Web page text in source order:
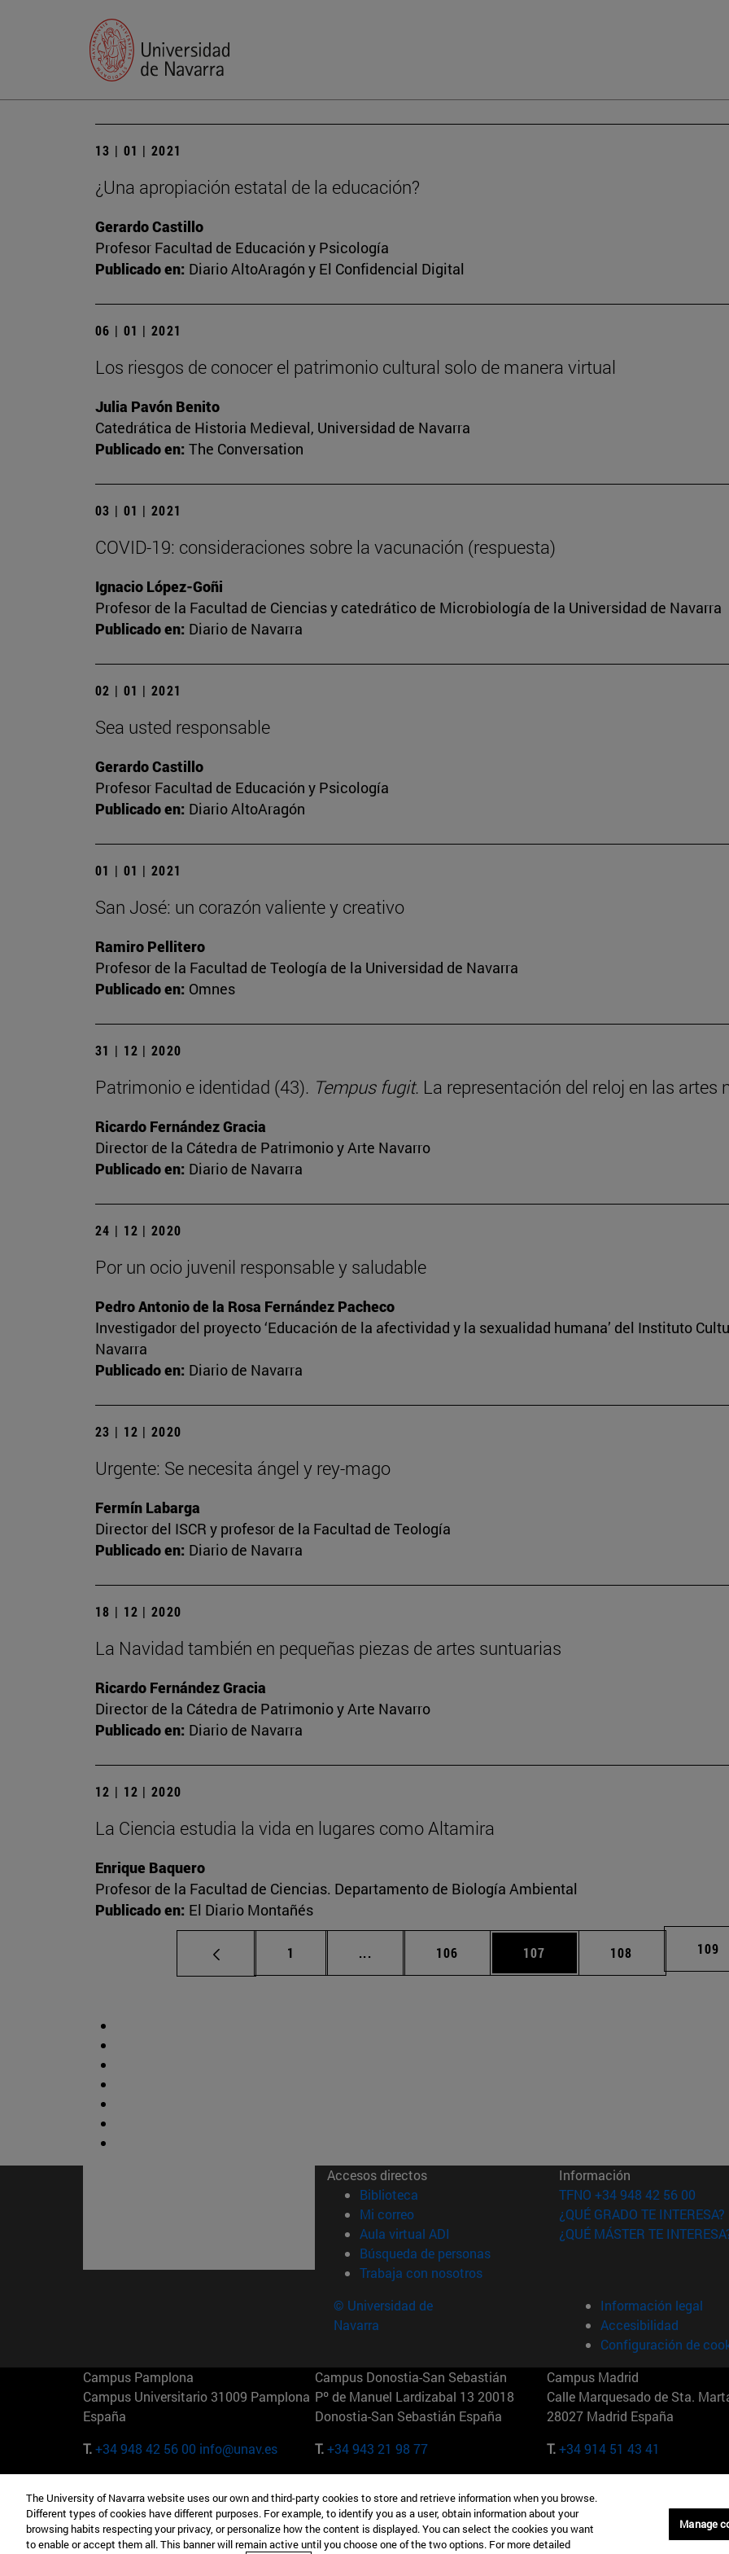
13 | 01 | 2021
¿Una apropiación estatal de la educación?
Gerardo Castillo
Profesor Facultad de Educación y Psicología
Publicado en: Diario AltoAragón y El Confidencial Digital
06 | 01 | 2021
Los riesgos de conocer el patrimonio cultural solo de manera virtual
Julia Pavón Benito
Catedrática de Historia Medieval, Universidad de Navarra
Publicado en: The Conversation
03 | 01 | 2021
COVID-19: consideraciones sobre la vacunación (respuesta)
Ignacio López-Goñi
Profesor de la Facultad de Ciencias y catedrático de Microbiología de la Universidad de Navarra
Publicado en: Diario de Navarra
02 | 01 | 2021
Sea usted responsable
Gerardo Castillo
Profesor Facultad de Educación y Psicología
Publicado en: Diario AltoAragón
01 | 01 | 2021
San José: un corazón valiente y creativo
Ramiro Pellitero
Profesor de la Facultad de Teología de la Universidad de Navarra
Publicado en: Omnes
31 | 12 | 2020
Patrimonio e identidad (43). Tempus fugit. La representación del reloj en las artes
Ricardo Fernández Gracia
Director de la Cátedra de Patrimonio y Arte Navarro
Publicado en: Diario de Navarra
24 | 12 | 2020
Por un ocio juvenil responsable y saludable
Pedro Antonio de la Rosa Fernández Pacheco
Investigador del proyecto ‘Educación de la afectividad y la sexualidad humana’ del Instituto
Navarra
Publicado en: Diario de Navarra
23 | 12 | 2020
Urgente: Se necesita ángel y rey-mago
Fermín Labarga
Director del ISCR y profesor de la Facultad de Teología
Publicado en: Diario de Navarra
18 | 12 | 2020
La Navidad también en pequeñas piezas de artes suntuarias
Ricardo Fernández Gracia
Director de la Cátedra de Patrimonio y Arte Navarro
Publicado en: Diario de Navarra
12 | 12 | 2020
La Ciencia estudia la vida en lugares como Altamira
Enrique Baquero
Profesor de la Facultad de Ciencias. Departamento de Biología Ambiental
Publicado en: El Diario Montañés
Página
1 ... Páginas intermedias Use TAB para desplazarse.
Página
106 Página
107 Página
108 109
Accesos directos
Biblioteca (abre en nueva ventana)
Mi correo(abre en nueva ventana)
Aula virtual ADI (abre en nueva ventana)
Búsqueda de personas(abre en nueva ventana)
Trabaja con nosotros(abre en nueva ventana)
Información
TFNO +34 948 42 56 00
¿QUÉ GRADO TE INTERESA?
¿QUÉ MÁSTER TE
© Universidad de
Navarra
Información legal
Accesibilidad
Configuración de
Campus Pamplona
Campus Universitario 31009 Pamplona
España
T.+34 948 42 56 00 info@unav.es
Campus Donostia-San Sebastián
Pº de Manuel Lardizabal 13 20018
Donostia-San Sebastián España
T.+34 943 21 98 77
Campus Madrid
Calle Marquesado de Sta.
28027 Madrid España
T.+34 914 51 43 41
Camino del Cerro Águila 3 28023
Madrid España
165 W 57th St 10019-2201 Nueva York
EE.UU
Maria-Theresia-Straße 15 81675
Múnich Alemania
The University of Navarra website uses our own and third-party cookies to store and retrieve information when you browse.
Different types of cookies have different purposes. For example, to identify you as a user, obtain information about your
browsing habits respecting your privacy, or personalize how the content is displayed. You can select the cookies you want
to enable or accept them all. This banner will remain active until you choose one of the two options. For more detailed
Manage